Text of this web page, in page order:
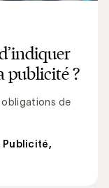
publicité ?
obligations de
Publicité,